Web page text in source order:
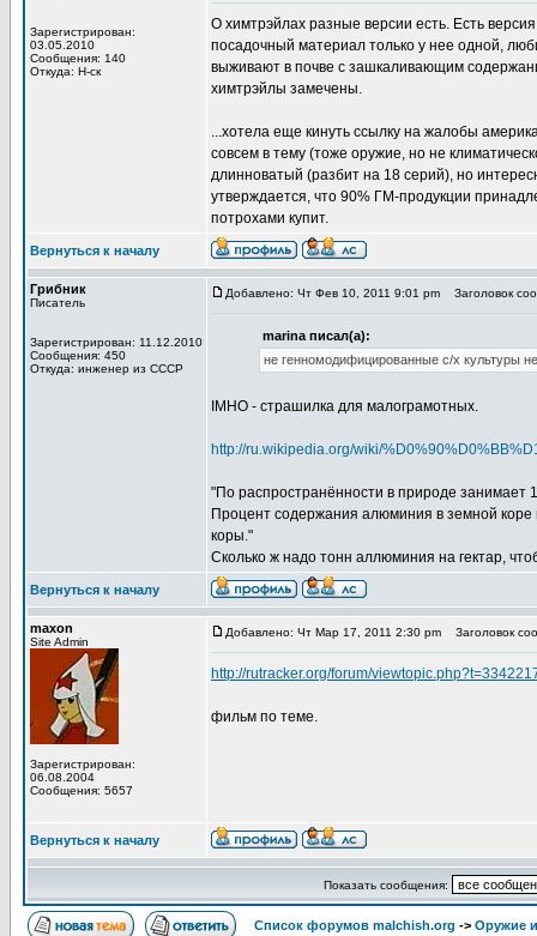
Зарегистрирован:
03.05.2010
Сообщения: 140
Откуда: Н-ск
О химтрэйлах разные версии есть. Есть
посадочный материал только у нее одной,
выживают в почве с зашкаливающим
химтрэйлы замечены.
...хотела еще кинуть ссылку на жалобы
совсем в тему (тоже оружие, но не
длинноватый (разбит на 18 серий), но
утверждается, что 90% ГМ-продукции
потрохами купит.
Вернуться к началу
Грибник
Писатель
Зарегистрирован: 11.12.2010
Сообщения: 450
Откуда: инженер из СССР
Добавлено: Чт Фев 10, 2011 9:01 pm Заголовок
marina писал(а):
не генномодифицированные с/х культуры
IMHO - страшилка для малограмотных.
http://ru.wikipedia.org/wiki/
"По распространённости в природе занимает
Процент содержания алюминия в земной
коры."
Сколько ж надо тонн аллюминия на гектар,
Вернуться к началу
maxon
Site Admin
Зарегистрирован:
06.08.2004
Сообщения: 5657
Добавлено: Чт Мар 17, 2011 2:30 pm Заголовок
http://rutracker.org/forum/
фильм по теме.
Вернуться к началу
Показать сообщения:
Список форумов malchish.org -> Оружие